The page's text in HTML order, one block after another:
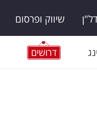
שיווק ופרסום
דרושים